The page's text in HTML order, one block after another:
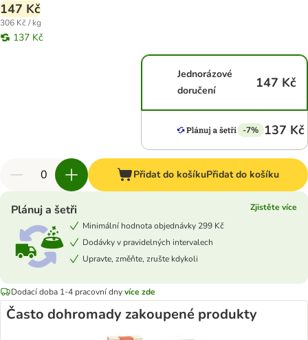
147 Kč
306 Kč / kg
137 Kč
Jednorázové
doručení
147 Kč
-7% 137 Kč
Přidat do košíkuPřidat do košíku
Plánuj a šetři
Zjistěte více
Minimální hodnota objednávky 299 Kč
Dodávky v pravidelných intervalech
Upravte, změňte, zrušte kdykoli
Dodací doba 1-4 pracovní dnyvíce zde
Často dohromady zakoupené produkty